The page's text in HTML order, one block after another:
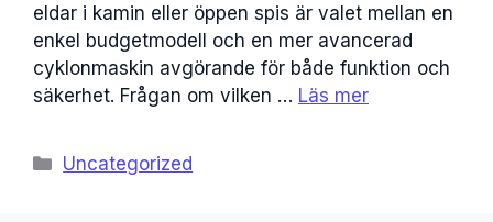
eldar i kamin eller öppen spis är valet mellan en
enkel budgetmodell och en mer avancerad
cyklonmaskin avgörande för både funktion och
säkerhet. Frågan om vilken … Läs mer
Kategorier
Uncategorized